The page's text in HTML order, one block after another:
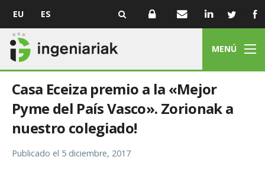
EU ES
MENÚ
Casa Eceiza premio a la «Mejor
Pyme del País Vasco». Zorionak a
nuestro colegiado!
Publicado el 5 diciembre, 2017